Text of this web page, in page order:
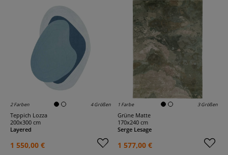
2 Farben 4 Größen
Teppich Lozza
200x300 cm
Layered
1 550,00 €
1 Farbe 3 Größen
Grüne Matte
170x240 cm
Serge Lesage
1 577,00 €